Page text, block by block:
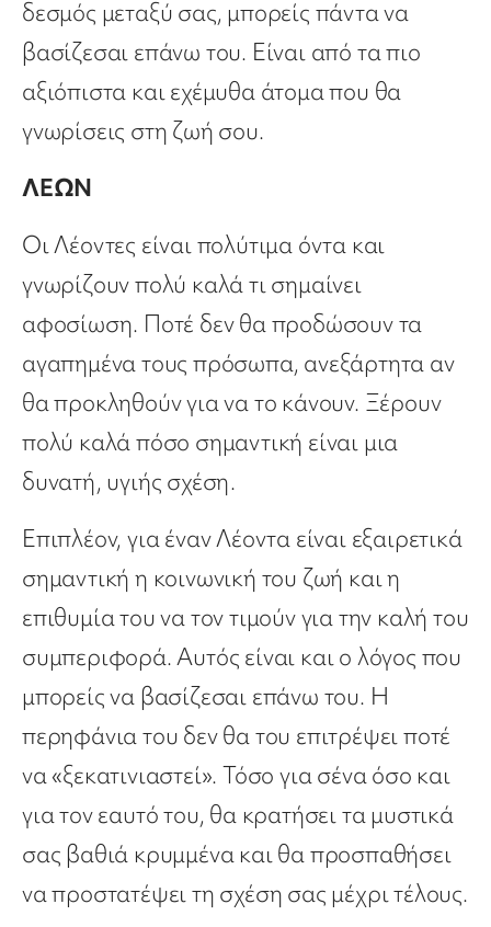
δεσμός μεταξύ σας, μπορείς πάντα να
βασίζεσαι επάνω του. Είναι από τα πιο
αξιόπιστα και εχέμυθα άτομα που θα
γνωρίσεις στη ζωή σου.
ΛΕΩΝ
Οι Λέοντες είναι πολύτιμα όντα και
γνωρίζουν πολύ καλά τι σημαίνει
αφοσίωση. Ποτέ δεν θα προδώσουν τα
αγαπημένα τους πρόσωπα, ανεξάρτητα αν
θα προκληθούν για να το κάνουν. Ξέρουν
πολύ καλά πόσο σημαντική είναι μια
δυνατή, υγιής σχέση.
Επιπλέον, για έναν Λέοντα είναι εξαιρετικά
σημαντική η κοινωνική του ζωή και η
επιθυμία του να τον τιμούν για την καλή του
συμπεριφορά. Αυτός είναι και ο λόγος που
μπορείς να βασίζεσαι επάνω του. Η
περηφάνια του δεν θα του επιτρέψει ποτέ
να «ξεκατινιαστεί». Τόσο για σένα όσο και
για τον εαυτό του, θα κρατήσει τα μυστικά
σας βαθιά κρυμμένα και θα προσπαθήσει
να προστατέψει τη σχέση σας μέχρι τέλους.